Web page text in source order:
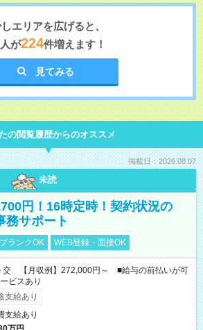
エリアを広げると、
が224件増えます！
見てみる
の閲覧履歴からのオススメ
掲載日：2026.08.07
未読
円！16時定時！契約状況の
務サポート
ブランクOK WEB登録・面接OK
交 【月収例】272,000円～ ■給与の前払いが可
ビスあり
支給あり
支給あり